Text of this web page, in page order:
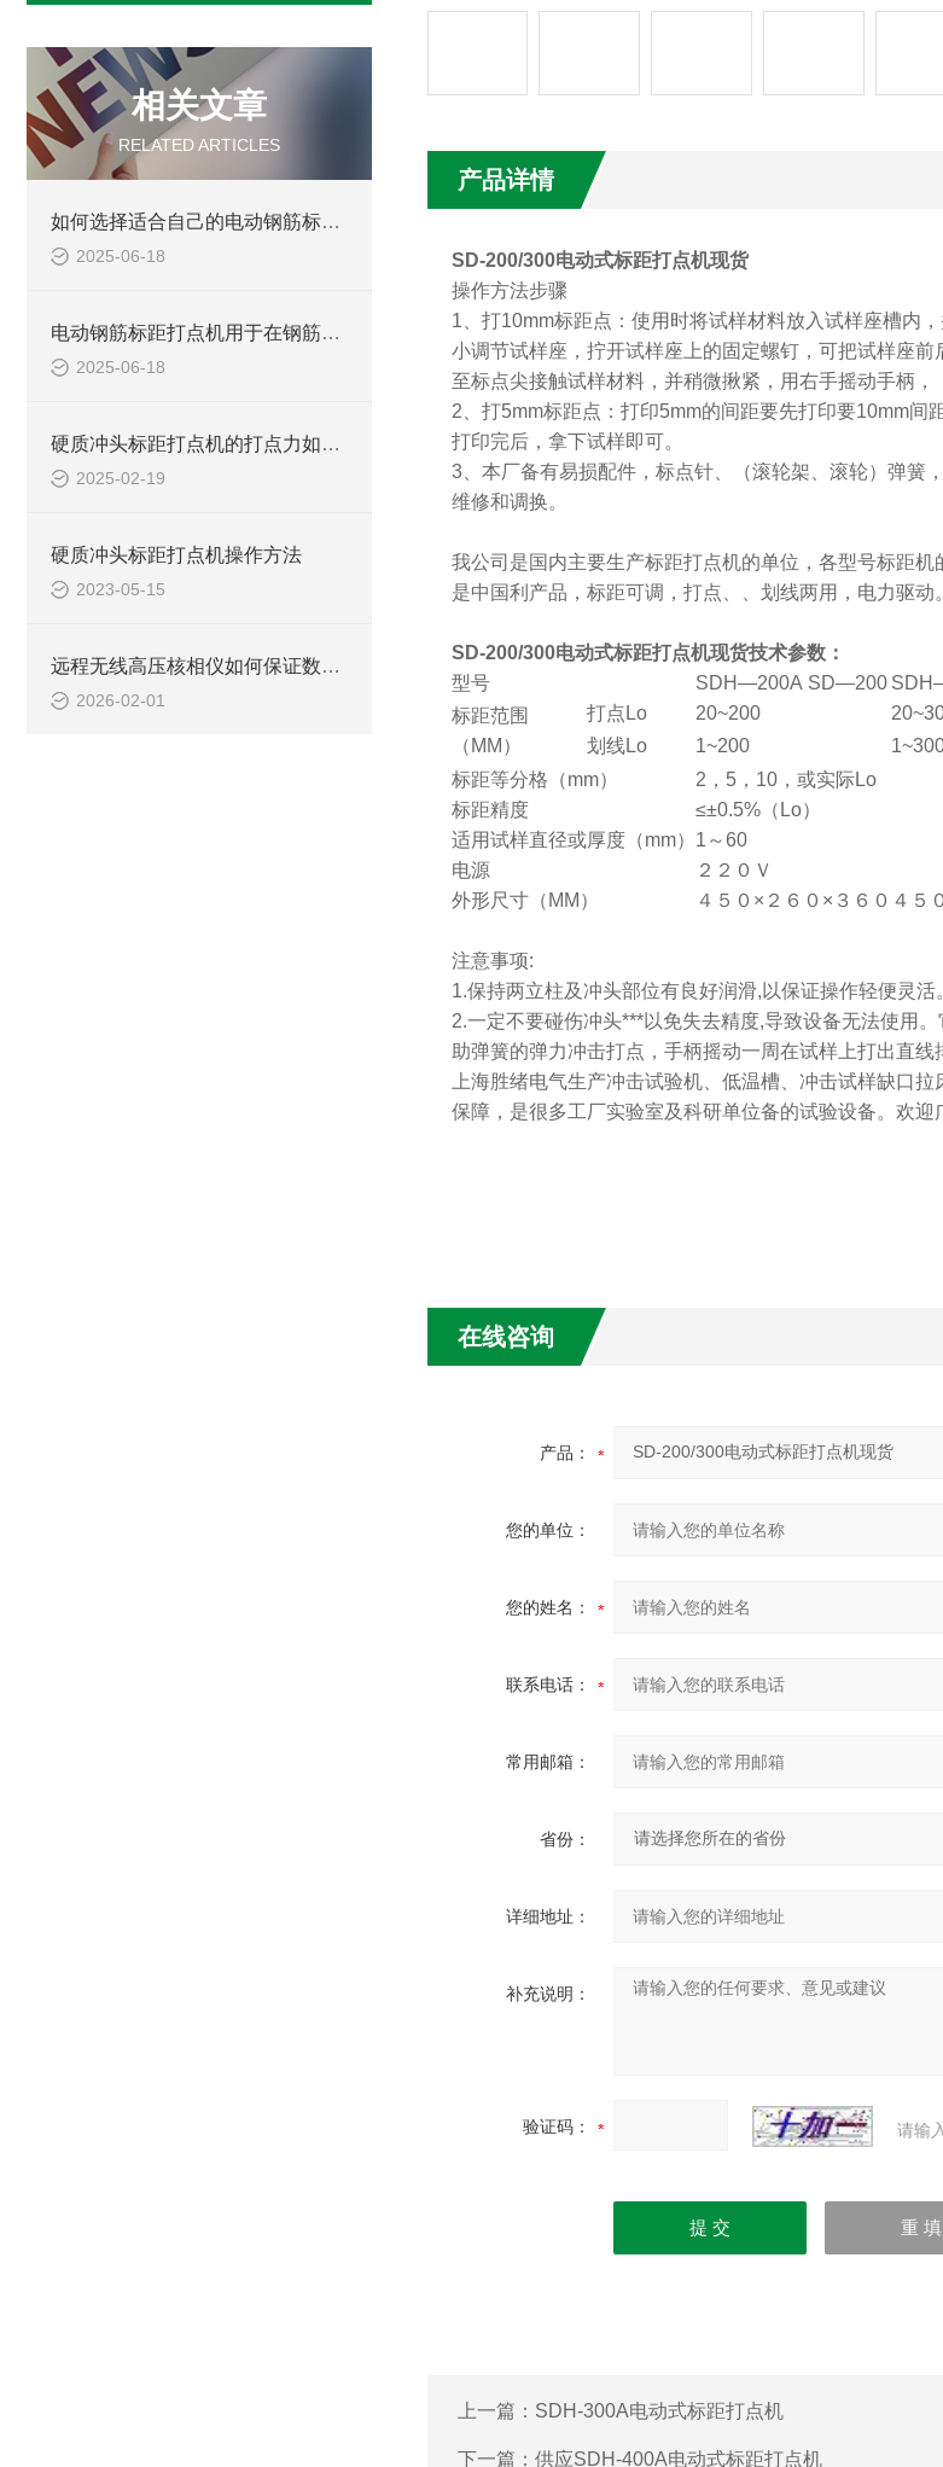
相关文章
RELATED ARTICLES
如何选择适合自己的电动钢筋标距打点机
2025-06-18
电动钢筋标距打点机用于在钢筋、金属棒材
2025-06-18
硬质冲头标距打点机的打点力如何调节
2025-02-19
硬质冲头标距打点机操作方法
2023-05-15
远程无线高压核相仪如何保证数据传输安全？
2026-02-01
产品详情
SD-200/300电动式标距打点机现货
操作方法步骤
1、打10mm标距点：使用时将试样材料放入试样座槽内
小调节试样座，拧开试样座上的固定螺钉，可把试样座
至标点尖接触试样材料，并稍微揪紧，用右手摇动手柄，
2、打5mm标距点：打印5mm的间距要先打印要10mm间
打印完后，拿下试样即可。
3、本厂备有易损配件，标点针、（滚轮架、滚轮）弹簧
维修和调换。
我公司是国内主要生产标距打点机的单位，各型号标距
是中国利产品，标距可调，打点、、划线两用，电力驱动
SD-200/300电动式标距打点机现货技术参数：
型号
SDH—200A SD—200
标距范围
（MM）
打点Lo 20~200
划线Lo
1~200
标距等分格（mm）
2，5，10，或实际Lo
标距精度
≤±0.5%（Lo）
适用试样直径或厚度（mm） 1～60
电源
２２０Ｖ
外形尺寸（MM）
４５０×２６０×３６０ ４５
注意事项:
1.保持两立柱及冲头部位有良好润滑,以保证操作轻便灵活。
2.一定不要碰伤冲头***以免失去精度,导致设备无法使用
助弹簧的弹力冲击打点，手柄摇动一周在试样上打出直线
上海胜绪电气生产冲击试验机、低温槽、冲击试样缺口
保障，是很多工厂实验室及科研单位备的试验设备。欢迎
在线咨询
产品：
您的单位：
您的姓名：
联系电话：
常用邮箱：
省份：
详细地址：
补充说明：
验证码： 请输
上一篇： SDH-300A电动式标距打点机
下一篇： 供应SDH-400A电动式标距打点机